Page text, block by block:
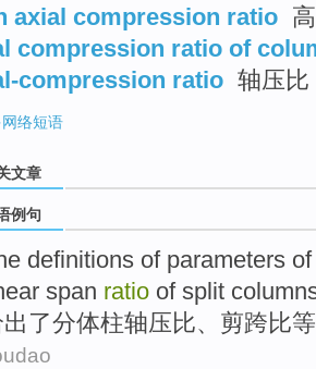
axial compression ratio
compression ratio of
compression ratio 轴压比
网络短语
文章
例句
definitions of parameters
span ratio of split
了分体柱轴压比、 剪跨比等